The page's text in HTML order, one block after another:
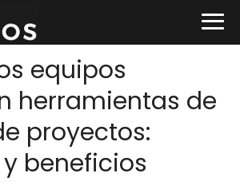
equipos
herramientas de
proyectos:
beneficios